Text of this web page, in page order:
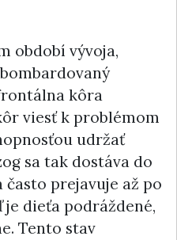
období vývoja,
kôra
viesť k problémom
udržať
sa tak dostáva do
často prejavuje až po
dieťa podráždené,
Tento stav